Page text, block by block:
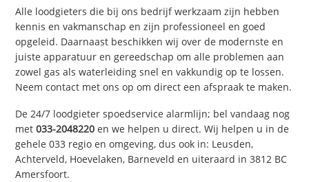
Alle loodgieters die bij ons bedrijf werkzaam zijn hebben
kennis en vakmanschap en zijn professioneel en goed
opgeleid. Daarnaast beschikken wij over de modernste en
juiste apparatuur en gereedschap om alle problemen aan
zowel gas als waterleiding snel en vakkundig op te lossen.
Neem contact met ons op om direct een afspraak te maken.
De 24/7 loodgieter spoedservice alarmlijn; bel vandaag nog
met033-2048220 en we helpen u direct. Wij helpen u in de
gehele 033 regio en omgeving, dus ook in: Leusden,
Achterveld, Hoevelaken, Barneveld en uiteraard in 3812 BC
Amersfoort.